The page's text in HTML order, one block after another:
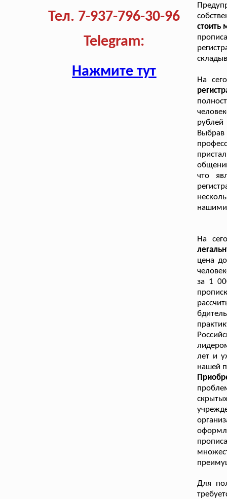
Тел. 7-937-796-30-96
Telegram:
Нажмите тут
стоить
На
рублей
что
нашими
На
цена
за 1
лет и
нашей
Для